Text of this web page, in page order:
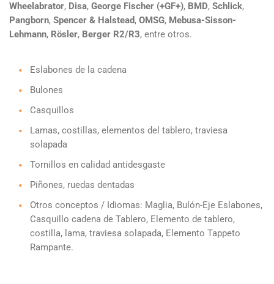
Wheelabrator, Disa, George Fischer (+GF+), BMD, Schlick,
Pangborn, Spencer & Halstead, OMSG, Mebusa-Sisson-
Lehmann, Rösler, Berger R2/R3, entre otros.
Eslabones de la cadena
Bulones
Casquillos
Lamas, costillas, elementos del tablero, traviesa
solapada
Tornillos en calidad antidesgaste
Piñones, ruedas dentadas
Otros conceptos / Idiomas: Maglia, Bulón-Eje Eslabones,
Casquillo cadena de Tablero, Elemento de tablero,
costilla, lama, traviesa solapada, Elemento Tappeto
Rampante.